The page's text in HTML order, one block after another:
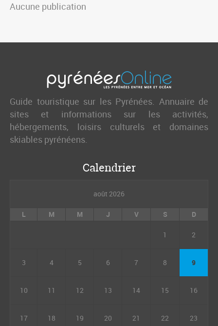
Aucune publication
Guide touristique sur les Pyrénées. Annuaire de
sites et informations sur les activités,
hébergements, loisirs culturels et domaines
skiables pyrénéens.
Calendrier
août 2026
L M M J V S D
1 2
3 4 5 6 7 8 9
10 11 12 13 14 15 16
17 18 19 20 21 22 23